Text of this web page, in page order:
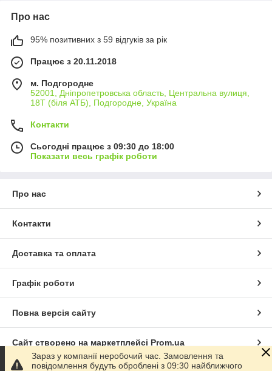
Про нас
95% позитивних з 59 відгуків за рік
Працює з 20.11.2018
м. Подгородне
52001, Дніпропетровська область, Центральна вулиця,
18Т (біля АТБ), Подгородне, Україна
Контакти
Сьогодні працює з 09:30 до 18:00
Показати весь графік роботи
Про нас
Контакти
Доставка та оплата
Графік роботи
Повна версія сайту
Сайт створено на маркетплейсі Prom.ua
Зараз у компанії неробочий час. Замовлення та
повідомлення будуть оброблені з 09:30 найближчого